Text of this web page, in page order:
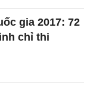
gia 2017: 72
chỉ thi